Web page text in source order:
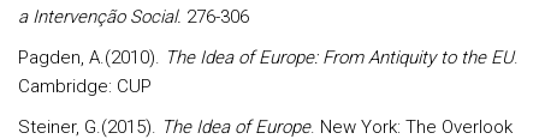
a Intervenção Social. 276-306
Pagden, A.(2010). The Idea of Europe: From Antiquity to the EU.
Cambridge: CUP
Steiner, G.(2015). The Idea of Europe. New York: The Overlook